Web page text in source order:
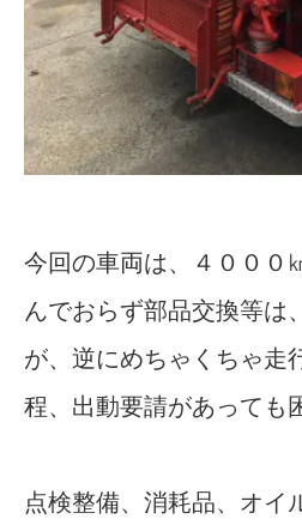
今回の車両は、４０００
んでおらず部品交換等は
が、逆にめちゃくちゃ走
程、出動要請があっても
点検整備、消耗品、オイ